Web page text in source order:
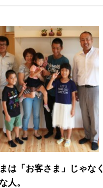
は「お客さま」じゃなく
人。